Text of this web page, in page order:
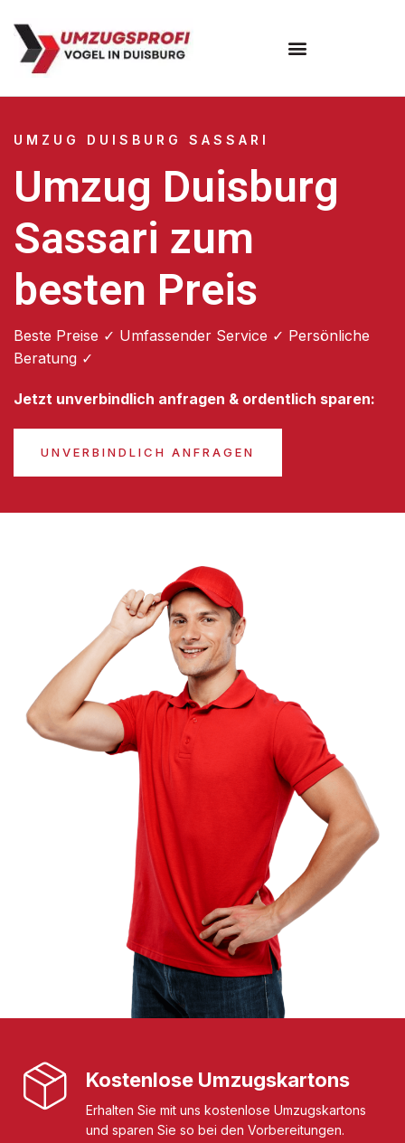
UMZUG DUISBURG SASSARI
Umzug Duisburg
Sassari zum
besten Preis
Beste Preise ✓ Umfassender Service ✓ Persönliche
Beratung ✓
Jetzt unverbindlich anfragen & ordentlich sparen:
UNVERBINDLICH ANFRAGEN
Kostenlose Umzugskartons
Erhalten Sie mit uns kostenlose Umzugskartons
und sparen Sie so bei den Vorbereitungen.